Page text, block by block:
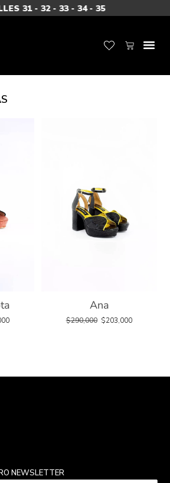
31 - 32 - 33 - 34 - 35
Ana
$290,000 $203,000
NEWSLETTER